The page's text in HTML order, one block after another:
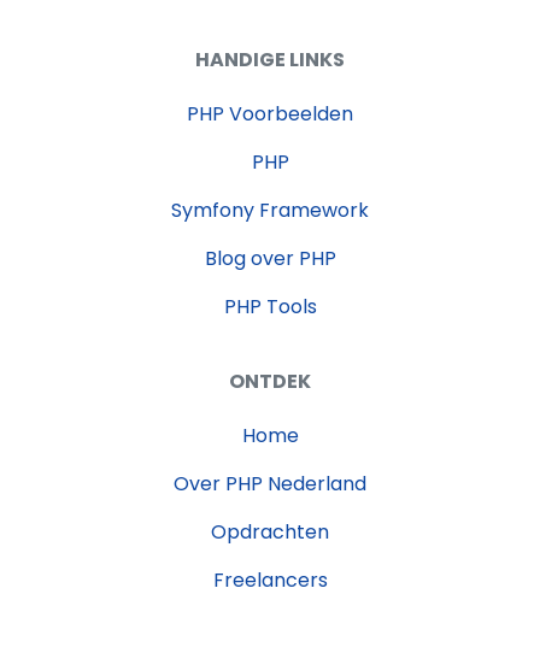
HANDIGE LINKS
PHP Voorbeelden
PHP
Symfony Framework
Blog over PHP
PHP Tools
ONTDEK
Home
Over PHP Nederland
Opdrachten
Freelancers